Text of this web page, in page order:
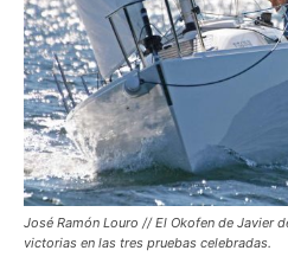
José Ramón Louro // El Okofen de Javier
victorias en las tres pruebas celebradas.